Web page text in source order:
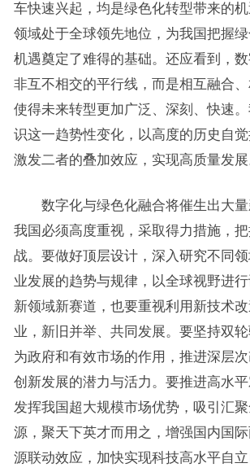
车快速兴起，均是绿色化转型带来的
领域处于全球领先地位，为我国把握
机遇奠定了难得的基础。还应看到，
非互不相交的平行线，而是相互融合
使得未来转型更加广泛、深刻、快速
识这一趋势性变化，以高度的历史自
激发二者的叠加效应，实现高质量发展
数字化与绿色化融合将催生出大量
我国必须高度重视，采取得力措施，
战。要做好顶层设计，深入研究不同
业发展的趋势与规律，以全球视野进
新领域新赛道，也要重视利用新技术
业，新旧并举、共同发展。要坚持双
为政府和有效市场的作用，推进深层
创新发展的潜力与活力。要推进高水
发挥我国超大规模市场优势，吸引汇
源，聚天下英才而用之，增强国内国
源联动效应，加快实现科技高水平自